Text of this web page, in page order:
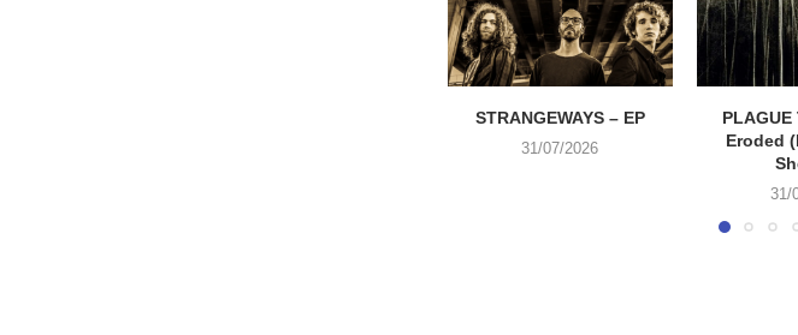
STRANGEWAYS – EP
31/07/2026
PLAGUE
Eroded
31/